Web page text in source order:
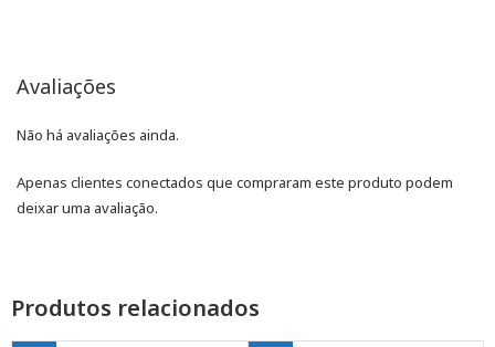
Avaliações
Não há avaliações ainda.
Apenas clientes conectados que compraram este produto podem
deixar uma avaliação.
Produtos relacionados